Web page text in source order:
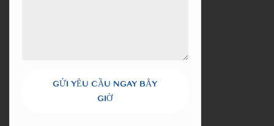
GỬI YÊU CẦU NGAY BÂY
GIỜ